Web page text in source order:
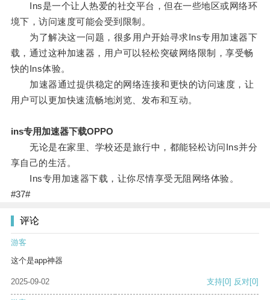
Ins是一个让人热爱的社交平台，但在一些地区或网络环
境下，访问速度可能会受到限制。
为了解决这一问题，很多用户开始寻求Ins专用加速器下
载，通过这种加速器，用户可以轻松突破网络限制，享受畅
快的Ins体验。
加速器通过提供稳定的网络连接和更快的访问速度，让
用户可以更加快速流畅地浏览、发布和互动。
ins专用加速器下载OPPO
无论是在家里、学校还是旅行中，都能轻松访问Ins并分
享自己的生活。
Ins专用加速器下载，让你尽情享受无阻网络体验。
#37#
评论
游客
这个是app神器
2025-09-02 支持[0] 反对[0]